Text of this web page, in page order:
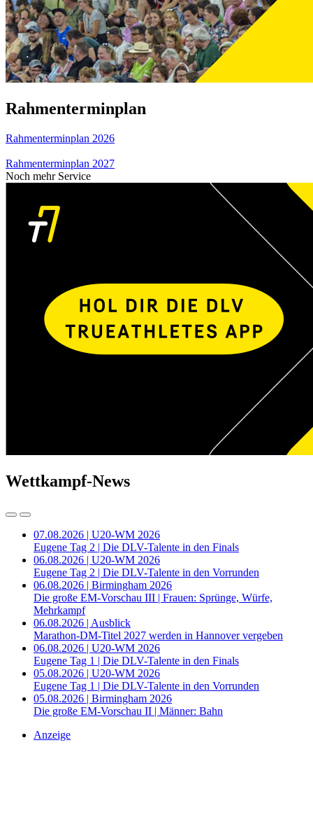
Rahmenterminplan
Rahmenterminplan 2026
Rahmenterminplan 2027
Noch mehr Service
Wettkampf-News
07.08.2026 | U20-WM 2026
Eugene Tag 2 | Die DLV-Talente in den Finals
06.08.2026 | U20-WM 2026
Eugene Tag 2 | Die DLV-Talente in den Vorrunden
06.08.2026 | Birmingham 2026
Die große EM-Vorschau III | Frauen: Sprünge, Würfe,
Mehrkampf
06.08.2026 | Ausblick
Marathon-DM-Titel 2027 werden in Hannover vergeben
06.08.2026 | U20-WM 2026
Eugene Tag 1 | Die DLV-Talente in den Finals
05.08.2026 | U20-WM 2026
Eugene Tag 1 | Die DLV-Talente in den Vorrunden
05.08.2026 | Birmingham 2026
Die große EM-Vorschau II | Männer: Bahn
Anzeige